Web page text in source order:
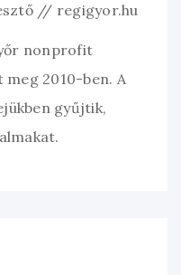
// regigyor.hu
nonprofit
meg 2010-ben. A
gyűjtik,